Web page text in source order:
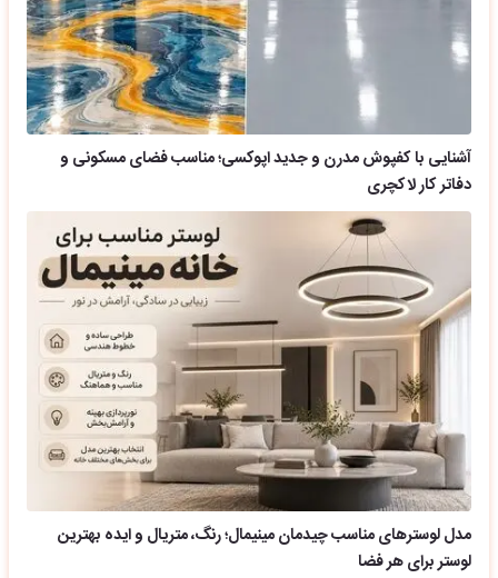
آشنایی با کفپوش مدرن و جدید اپوکسی؛ مناسب فضای مسکونی و
دفاتر کار لاکچری
مدل لوسترهای مناسب چیدمان مینیمال؛ رنگ، متریال و ایده بهترین
لوستر برای هر فضا